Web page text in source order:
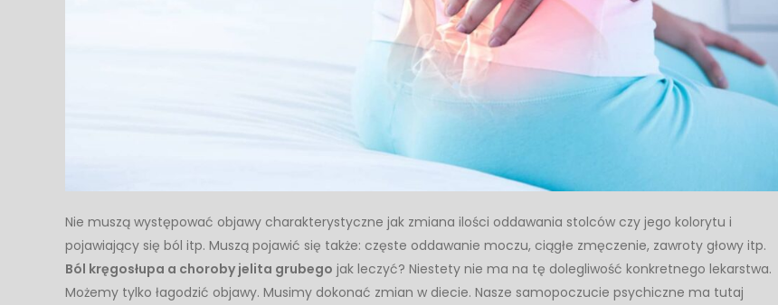
Nie muszą występować objawy charakterystyczne jak zmiana ilości oddawania stolców czy jego kolorytu i
pojawiający się ból itp. Muszą pojawić się także: częste oddawanie moczu, ciągłe zmęczenie, zawroty głowy itp.
Ból kręgosłupa a choroby jelita grubego jak leczyć? Niestety nie ma na tę dolegliwość konkretnego lekarstwa.
Możemy tylko łagodzić objawy. Musimy dokonać zmian w diecie. Nasze samopoczucie psychiczne ma tutaj